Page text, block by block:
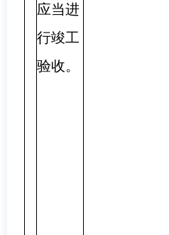
应当进
行竣工
验收。